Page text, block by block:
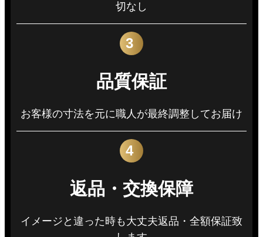
切なし
3
品質保証
お客様の寸法を元に職人が最終調整してお届け
4
返品・交換保障
イメージと違った時も大丈夫返品・全額保証致